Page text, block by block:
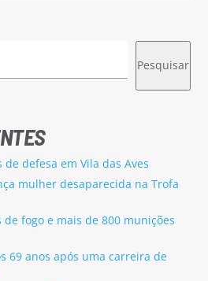
Pesquisar
de defesa em Vila das Aves
mulher desaparecida na Trofa
fogo e mais de 800 munições
69 anos após uma carreira de